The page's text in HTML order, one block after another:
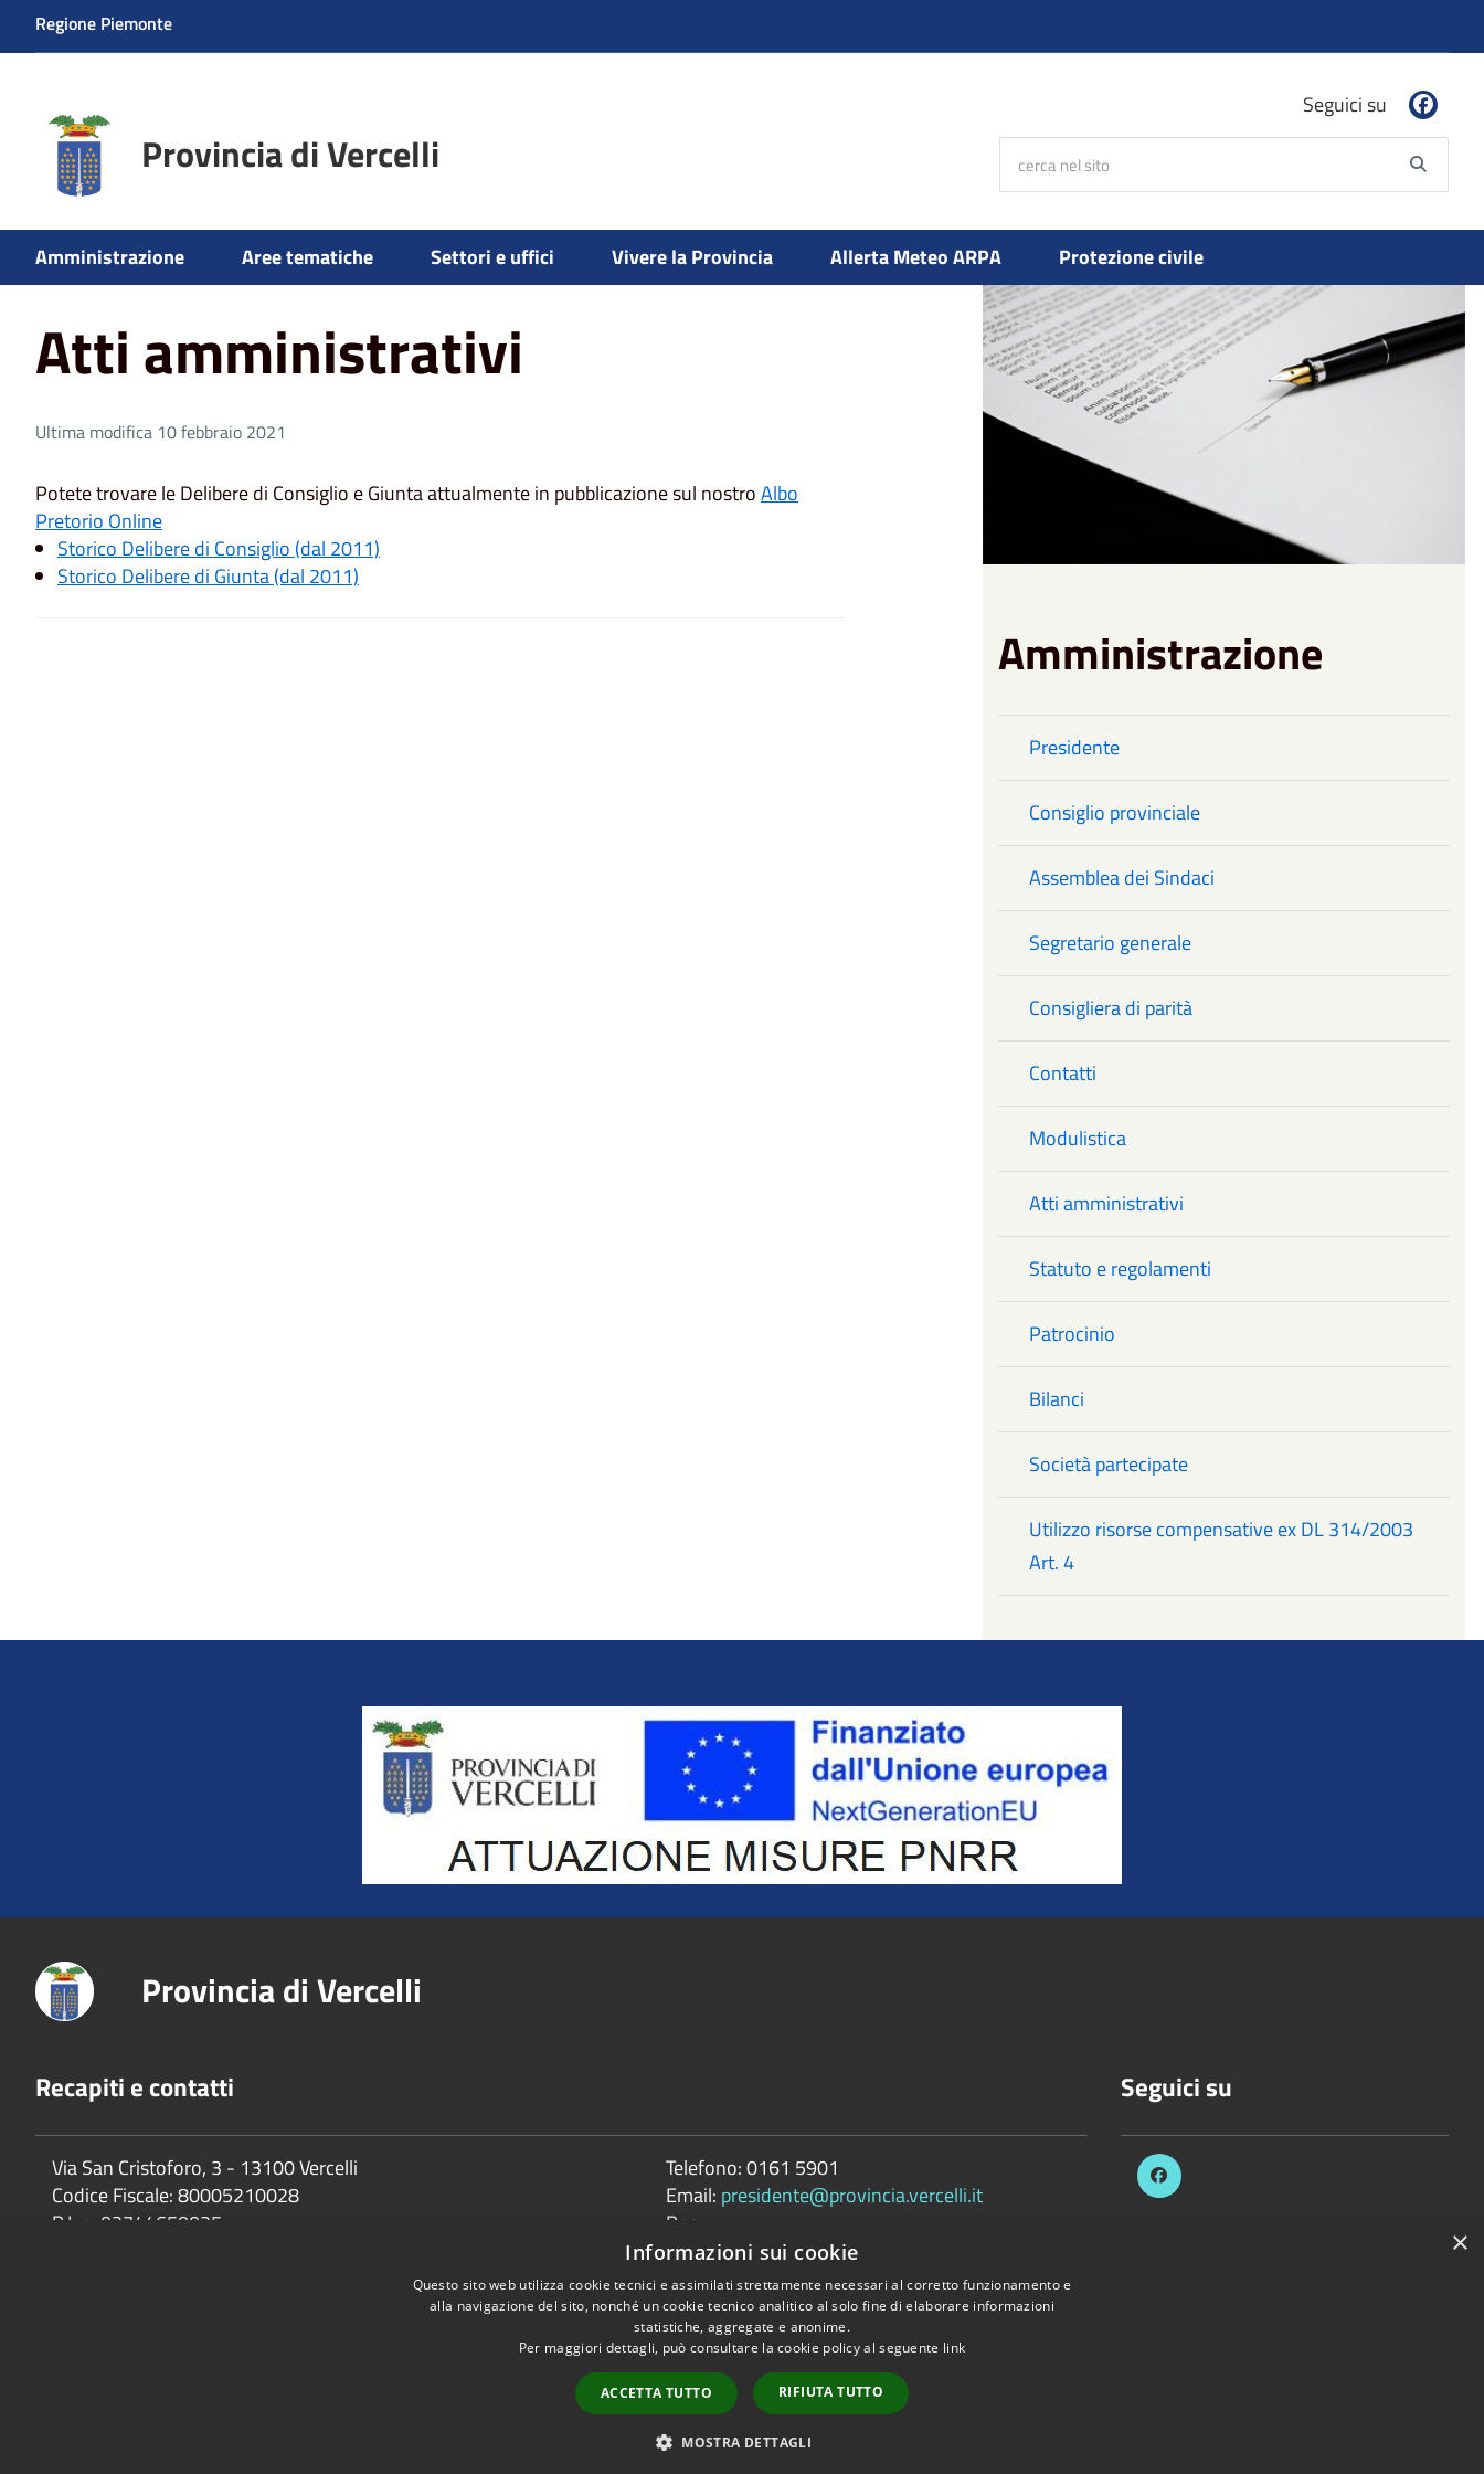
Regione Piemonte
Provincia di Vercelli
Seguici su
Amministrazione Aree tematiche Settori e uffici Vivere la Provincia Allerta Meteo ARPA Protezione civile
Home Amministrazione Atti amministrativi
Atti amministrativi
Ultima modifica 10 febbraio 2021
Potete trovare le Delibere di Consiglio e Giunta attualmente in pubblicazione sul nostroAlbo
Pretorio Online
Storico Delibere di Consiglio (dal 2011)
Storico Delibere di Giunta (dal 2011)
Amministrazione
Presidente
Consiglio provinciale
Assemblea dei Sindaci
Segretario generale
Consigliera di parità
Contatti
Modulistica
Atti amministrativi
Statuto e regolamenti
Patrocinio
Bilanci
Società partecipate
Utilizzo risorse compensative ex DL 314/2003
Art. 4
Title
Provincia di Vercelli
Recapiti e contatti
Via San Cristoforo, 3 - 13100 Vercelli
Codice Fiscale:80005210028
P.Iva: 02744650025
Telefono:0161 5901
Email: presidente@provincia.vercelli.it
Pec:
presidenza.provincia@cert.provincia.vercelli.it
Seguici su
Copyright © 2026 • Provincia di Vercelli • Powered by
×
Informazioni sui cookie
Questo sito web utilizza cookie tecnici e assimilati strettamente necessari al corretto funzionamento e
alla navigazione del sito, nonché un cookie tecnico analitico al solo fine di elaborare informazioni
statistiche, aggregate e anonime.
Per maggiori dettagli, può consultare la cookie policy al seguente link
ACCETTA TUTTO RIFIUTA TUTTO
MOSTRA DETTAGLI